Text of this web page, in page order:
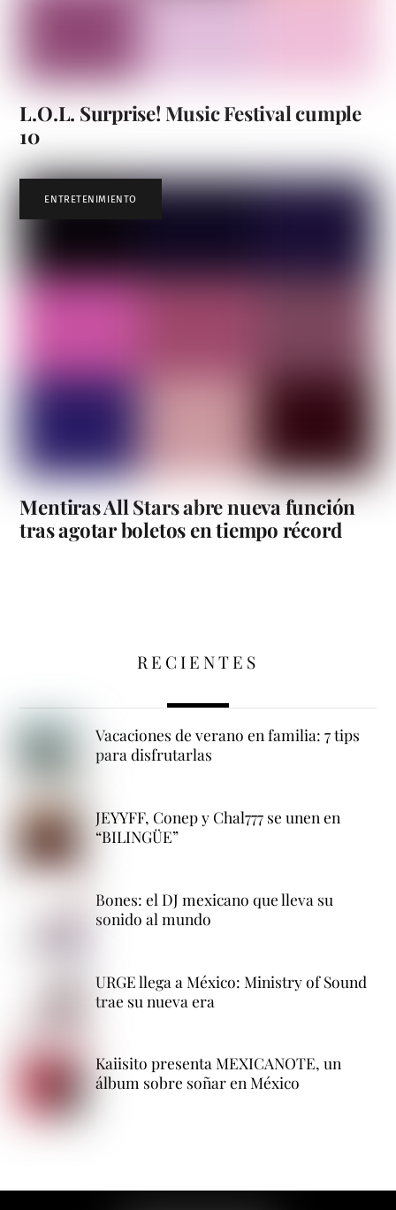
L.O.L. Surprise! Music Festival cumple
10
ENTRETENIMIENTO
Mentiras All Stars abre nueva función
tras agotar boletos en tiempo récord
RECIENTES
Vacaciones de verano en familia: 7 tips
para disfrutarlas
JEYYFF, Conep y Chal777 se unen en
“BILINGÜE”
Bones: el DJ mexicano que lleva su
sonido al mundo
URGE llega a México: Ministry of Sound
trae su nueva era
Kaiisito presenta MEXICANOTE, un
álbum sobre soñar en México